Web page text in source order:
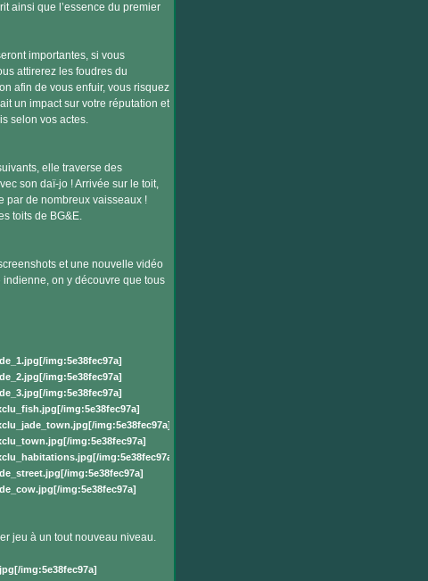
ainsi que l’essence du premier
importantes, si vous
attirerez les foudres du
afin de vous enfuir, vous risquez
un impact sur votre réputation et
selon vos actes.
elle traverse des
son daï-jo ! Arrivée sur le toit,
par de nombreux vaisseaux !
toits de BG&E.
et une nouvelle vidéo
on y découvre que tous
img:5e38fec97a]
img:5e38fec97a]
img:5e38fec97a]
img:5e38fec97a]
img:5e38fec97a]
img:5e38fec97a]
img:5e38fec97a]
img:5e38fec97a]
img:5e38fec97a]
jeu à un tout nouveau niveau.
img:5e38fec97a]